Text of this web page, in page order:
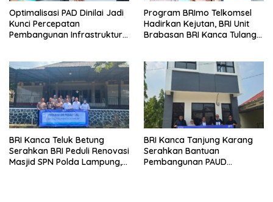
Optimalisasi PAD Dinilai Jadi
Kunci Percepatan
Pembangunan Infrastruktur
Program BRImo Telkomsel
Hadirkan Kejutan, BRI Unit
Brabasan BRI Kanca Tulang
Mesuji
BRI Kanca Teluk Betung
Serahkan BRI Peduli Renovasi
Masjid SPN Polda Lampung,
BRI Kanca Tanjung Karang
Serahkan Bantuan
Pembangunan PAUD